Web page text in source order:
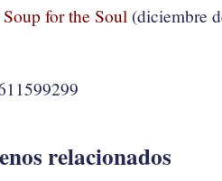
for the Soul (diciembre
relacionados